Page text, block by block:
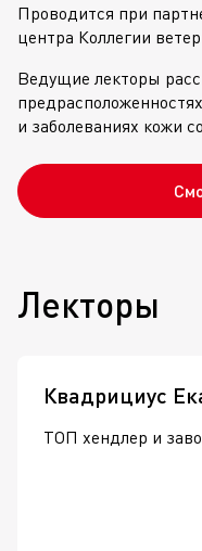
Проводится при
центра Коллегии
Ведущие лекторы
и заболеваниях кожи
Лекторы
Квадрициус
ТОП хендлер и